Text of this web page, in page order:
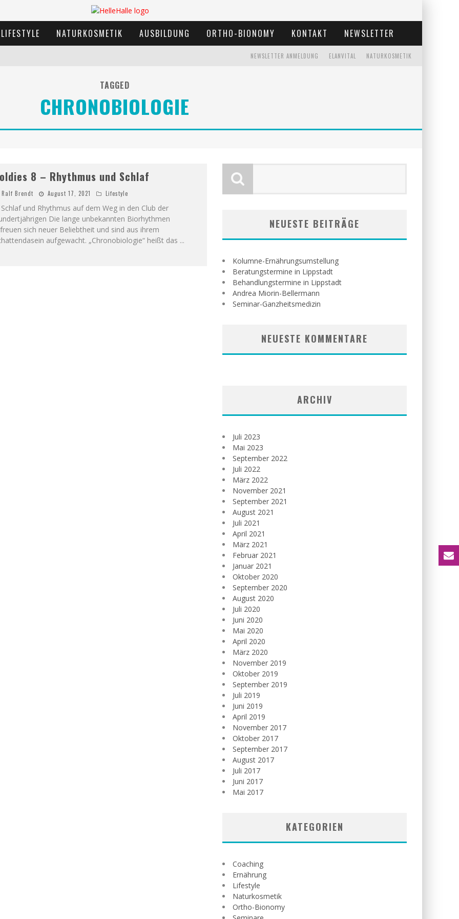
LIFESTYLE NATURKOSMETIK AUSBILDUNG ORTHO-BIONOMY KONTAKT NEWSLETTER
NATURKOSMETIK
ELANVITAL
NEWSLETTER ANMELDUNG
TAGGED
CHRONOBIOLOGIE
8 – Rhythmus und Schlaf
Ralf Brendt August 17, 2021 Lifestyle
und Rhythmus auf dem Weg in den Club der
Die lange unbekannten Biorhythmen
sich neuer Beliebtheit und sind aus ihrem
aufgewacht. „Chronobiologie“ heißt das ...
NEUESTE BEITRÄGE
Kolumne-Ernährungsumstellung
Beratungstermine in Lippstadt
Behandlungstermine in Lippstadt
Andrea Miorin-Bellermann
Seminar-Ganzheitsmedizin
NEUESTE KOMMENTARE
ARCHIV
Juli 2023
Mai 2023
September 2022
Juli 2022
März 2022
November 2021
September 2021
August 2021
Juli 2021
April 2021
März 2021
Februar 2021
Januar 2021
Oktober 2020
September 2020
August 2020
Juli 2020
Juni 2020
Mai 2020
April 2020
März 2020
November 2019
Oktober 2019
September 2019
Juli 2019
Juni 2019
April 2019
November 2017
Oktober 2017
September 2017
August 2017
Juli 2017
Juni 2017
Mai 2017
KATEGORIEN
Coaching
Ernährung
Lifestyle
Naturkosmetik
Ortho-Bionomy